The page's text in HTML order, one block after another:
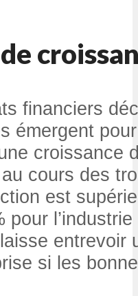
financiers
émergent
croissance
cours des
est
pour
entrevoir
si les